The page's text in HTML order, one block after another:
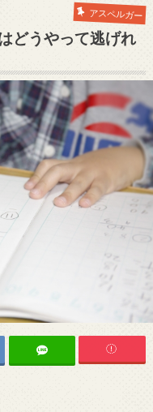
アスペルガー
どうやって逃げれ